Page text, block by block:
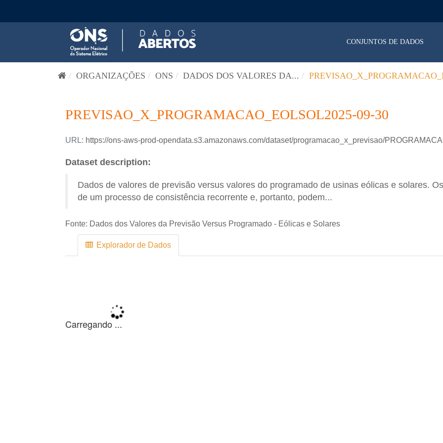
CONJUNTOS DE DADOS
ORGANIZAÇÕES ONS DADOS DOS VALORES DA...
PREVISAO_X_PROGRAMACAO_EOLSOL2025-09-30
URL: https://ons-aws-prod-opendata.s3.amazonaws.com/dataset/programacao_x_previsao/
Dataset description:
Dados de valores de previsão versus valores do programado de usinas eólicas e solares.
de um processo de consistência recorrente e, portanto, podem...
Fonte: Dados dos Valores da Previsão Versus Programado - Eólicas e Solares
Explorador de Dados